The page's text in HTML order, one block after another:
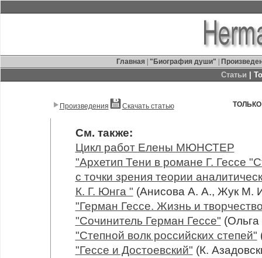
Главная "Биография души"
Статьи |
Произведения Скачать статью
См. также:
Цикл работ Елены МЮНСТЕР
"Архетип Тени в романе Г. Гессе
с точки зрения теории
К. Г. Юнга " (Анисова А. А., Жук М.
"Герман Гессе. Жизнь и
"Сочинитель Герман Гессе"
"Степной волк российских степей"
"Гессе и Достоевский" (К.